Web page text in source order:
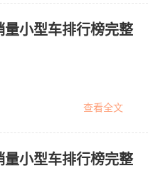
小型车排行榜完整
查看全文
小型车排行榜完整